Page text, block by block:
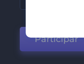
Participar